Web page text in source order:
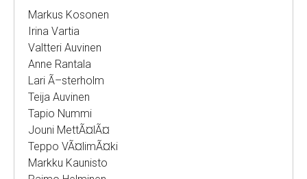
Markus Kosonen
Irina Vartia
Valtteri Auvinen
Anne Rantala
Lari Ã–sterholm
Teija Auvinen
Tapio Nummi
Jouni MettÃ¤lÃ¤
Teppo VÃ¤limÃ¤ki
Markku Kaunisto